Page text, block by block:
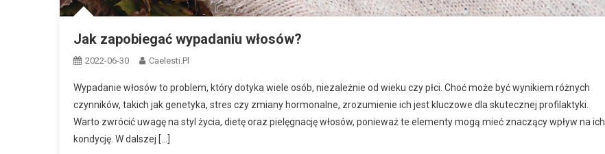
Jak zapobiegać wypadaniu włosów?
2022-06-30 Caelesti.pl
Wypadanie włosów to problem, który dotyka wiele osób, niezależnie od wieku czy płci. Choć może być wynikiem różnych
czynników, takich jak genetyka, stres czy zmiany hormonalne, zrozumienie ich jest kluczowe dla skutecznej profilaktyki.
Warto zwrócić uwagę na styl życia, dietę oraz pielęgnację włosów, ponieważ te elementy mogą mieć znaczący wpływ na ich
kondycję. W dalszej […]